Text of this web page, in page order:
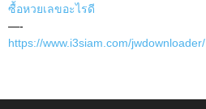
ซื้อหวยเลขอะไรดี
—-
https://www.i3siam.com/jwdownloader/